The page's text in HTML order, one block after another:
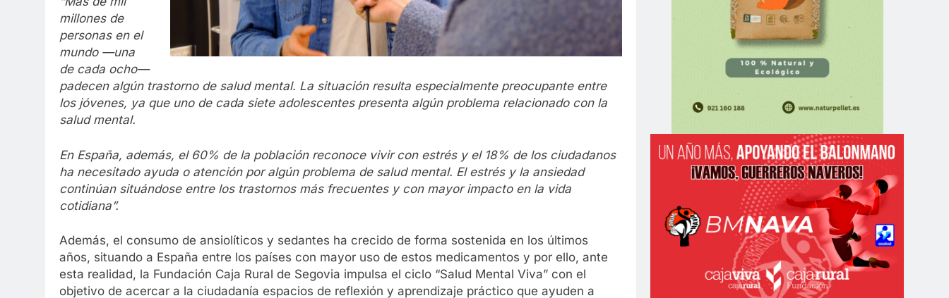
millones de
personas en el
mundo —una
de cada ocho—
padecen algún trastorno de salud mental. La situación resulta especialmente preocupante entre
los jóvenes, ya que uno de cada siete adolescentes presenta algún problema relacionado con la
salud mental.
En España, además, el 60% de la población reconoce vivir con estrés y el 18% de los ciudadanos
ha necesitado ayuda o atención por algún problema de salud mental. El estrés y la ansiedad
continúan situándose entre los trastornos más frecuentes y con mayor impacto en la vida
cotidiana”.
Además, el consumo de ansiolíticos y sedantes ha crecido de forma sostenida en los últimos
años, situando a España entre los países con mayor uso de estos medicamentos y por ello, ante
esta realidad, la Fundación Caja Rural de Segovia impulsa el ciclo “Salud Mental Viva” con el
objetivo de acercar a la ciudadanía espacios de reflexión y aprendizaje práctico que ayuden a